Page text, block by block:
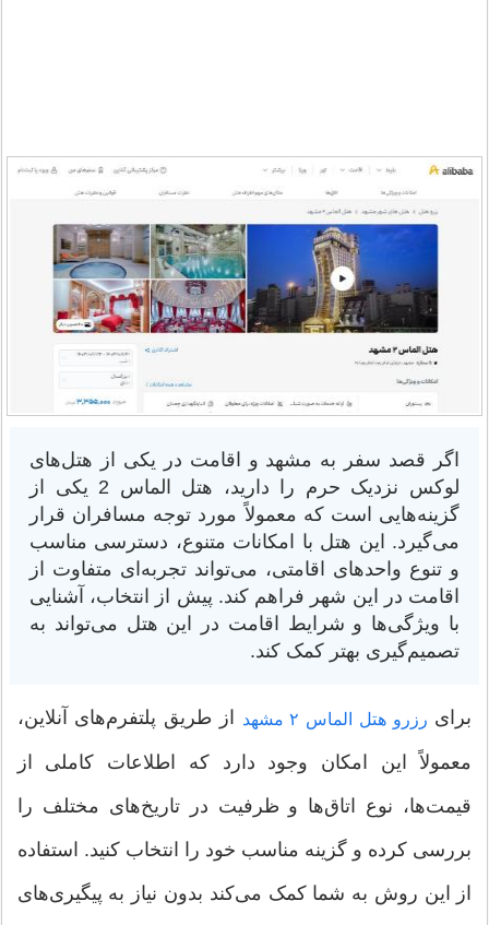
اگر قصد سفر به مشهد و اقامت در یکی از هتل‌های
لوکس نزدیک حرم را دارید، هتل الماس 2 یکی از
گزینه‌هایی است که معمولاً مورد توجه مسافران قرار
می‌گیرد. این هتل با امکانات متنوع، دسترسی مناسب
و تنوع واحدهای اقامتی، می‌تواند تجربه‌ای متفاوت از
اقامت در این شهر فراهم کند. پیش از انتخاب، آشنایی
با ویژگی‌ها و شرایط اقامت در این هتل می‌تواند به
تصمیم‌گیری بهتر کمک کند.
برای رزرو هتل الماس ۲ مشهد از طریق پلتفرم‌های آنلاین،
معمولاً این امکان وجود دارد که اطلاعات کاملی از
قیمت‌ها، نوع اتاق‌ها و ظرفیت در تاریخ‌های مختلف را
بررسی کرده و گزینه مناسب خود را انتخاب کنید. استفاده
از این روش به شما کمک می‌کند بدون نیاز به پیگیری‌های